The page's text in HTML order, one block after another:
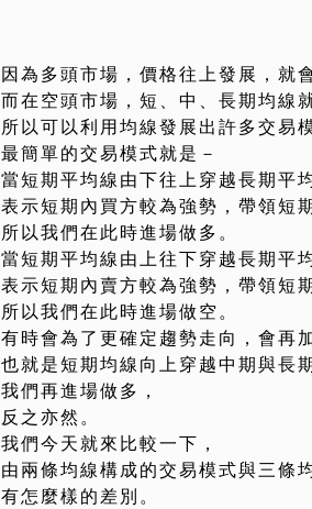
因為多頭市場，價格往上發展，就
而在空頭市場，短、中、長期均線
所以可以利用均線發展出許多交易
最簡單的交易模式就是－
當短期平均線由下往上穿越長期平
表示短期內買方較為強勢，帶領短
所以我們在此時進場做多。
當短期平均線由上往下穿越長期平
表示短期內賣方較為強勢，帶領短
所以我們在此時進場做空。
有時會為了更確定趨勢走向，會再
也就是短期均線向上穿越中期與長
我們再進場做多，
反之亦然。
我們今天就來比較一下，
由兩條均線構成的交易模式與三條
有怎麼樣的差別。